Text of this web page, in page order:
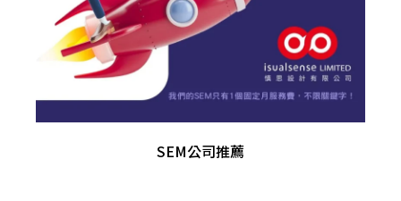
SEM公司推薦